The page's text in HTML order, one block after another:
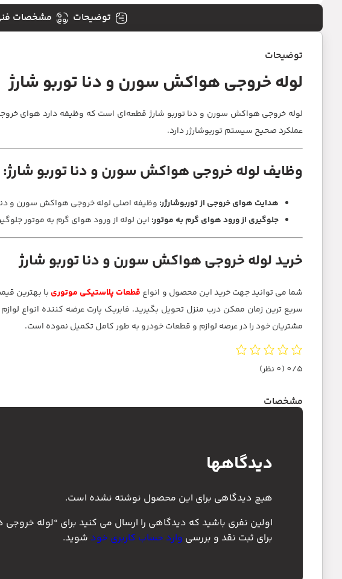
توضیحات مشخصات
توضیحات
لوله خروجی هواکش سورن و دنا توربو شارژ
لوله خروجی هواکش سورن و دنا توربو شارژ قطعه‌ای است که وظیفه دارد هوای
عملکرد صحیح سیستم توربوشارژر دارد.
وظایف لوله خروجی هواکش سورن و دنا توربو شارژ:
هدایت هوای خروجی از توربوشارژر: وظیفه اصلی لوله خروجی هواکش سورن و دنا
جلوگیری از ورود هوای گرم به موتور: این لوله از ورود هوای گرم به موتور
خرید لوله خروجی هواکش سورن و دنا توربو شارژ
شما می توانید جهت خرید این محصول و انواع قطعات پلاستیکی موتوری با بهترین
مشتریان خود را در عرصه لوازم و قطعات خودرو به طور کامل تکمیل نموده است.
0/5 (0 نظر)
مشخصات
دیدگاهها
هیچ دیدگاهی برای این محصول نوشته نشده است.
اولین نفری باشید که دیدگاهی را ارسال می کنید برای “لوله
برای ثبت نقد و بررسی وارد حساب کاربری خود شوید.